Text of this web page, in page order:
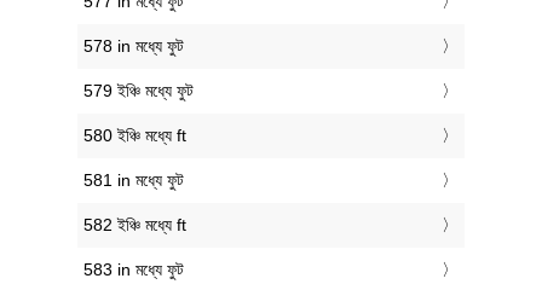
578 in মধ্যে ফুট
579 ইঞ্চি মধ্যে ফুট
580 ইঞ্চি মধ্যে ft
581 in মধ্যে ফুট
582 ইঞ্চি মধ্যে ft
583 in মধ্যে ফুট